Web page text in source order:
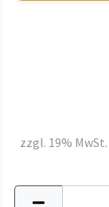
zzgl. 19% MwSt.